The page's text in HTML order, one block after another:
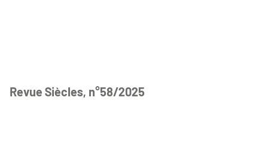
Revue Siècles, n°58/2025